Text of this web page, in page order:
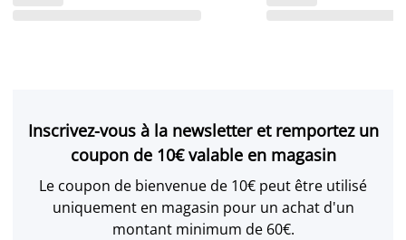
Inscrivez-vous à la newsletter et remportez un
coupon de 10€ valable en magasin
Le coupon de bienvenue de 10€ peut être utilisé
uniquement en magasin pour un achat d'un
montant minimum de 60€.